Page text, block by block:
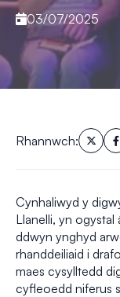
03/07/2025
Rhannwch:
Cynhaliwyd y
Llanelli, yn
ddwyn ynghyd
rhanddeiliaid i
maes cysylltedd
cyfleoedd niferus